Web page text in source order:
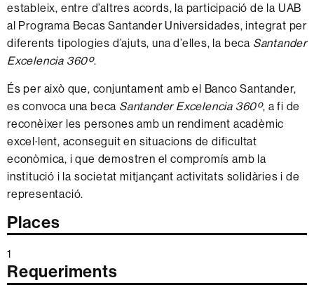
estableix, entre d’altres acords, la participació de la UAB
al Programa Becas Santander Universidades, integrat per
diferents tipologies d’ajuts, una d’elles, la beca Santander
Excelencia 360º.
És per això que, conjuntament amb el Banco Santander,
es convoca una beca Santander Excelencia 360º, a fi de
reconèixer les persones amb un rendiment acadèmic
excel·lent, aconseguit en situacions de dificultat
econòmica, i que demostren el compromís amb la
institució i la societat mitjançant activitats solidàries i de
representació.
Places
1
Requeriments